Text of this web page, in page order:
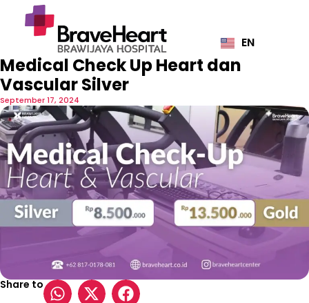
EN
ID
Medical Check Up Heart dan
Vascular Silver
September 17, 2024
Share to